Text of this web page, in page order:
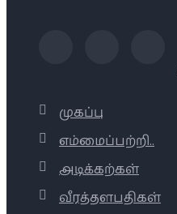
முகப்பு
எம்மைப்பற்றி..
அடிக்கற்கள்
வீரத்தளபதிகள்